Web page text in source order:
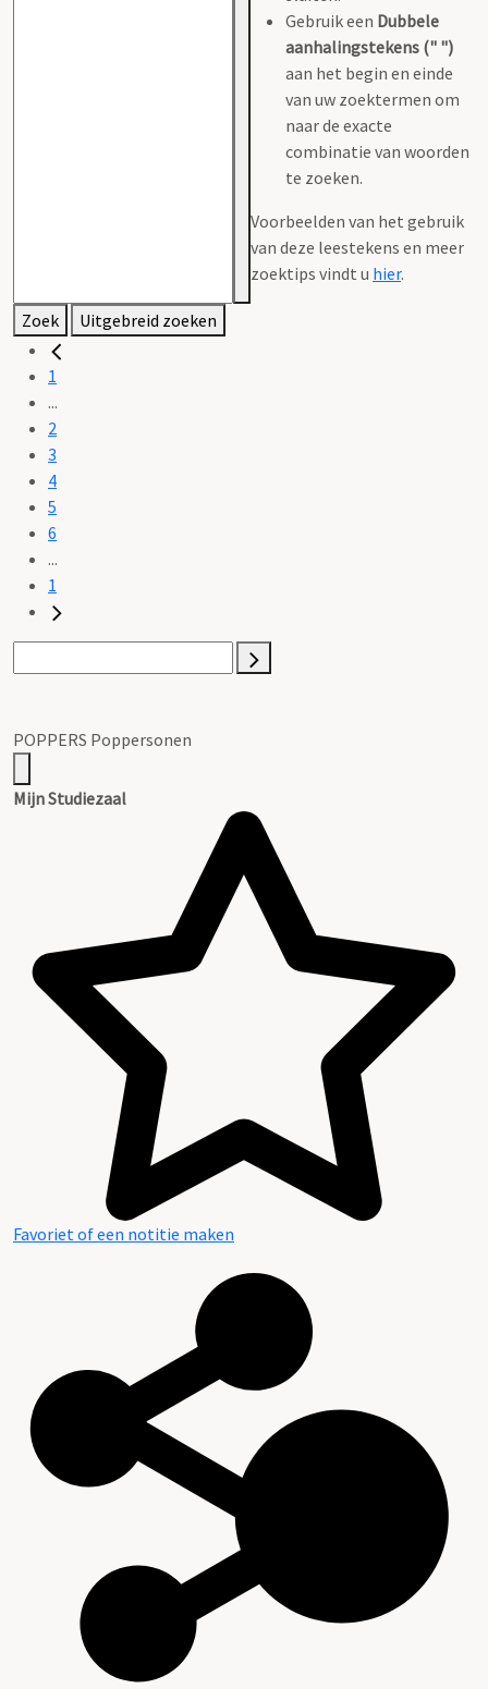
Gebruik een Dubbele
aanhalingstekens (" ")
aan het begin en einde
van uw zoektermen om
naar de exacte
combinatie van woorden
te zoeken.
Voorbeelden van het gebruik
van deze leestekens en meer
zoektips vindt u hier.
Zoek Uitgebreid zoeken
1
...
2
3
4
5
6
...
1
POPPERS Poppersonen
Mijn Studiezaal
Favoriet of een notitie maken